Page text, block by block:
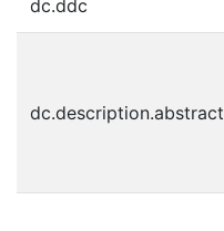
dc.ddc
dc.description.abstract